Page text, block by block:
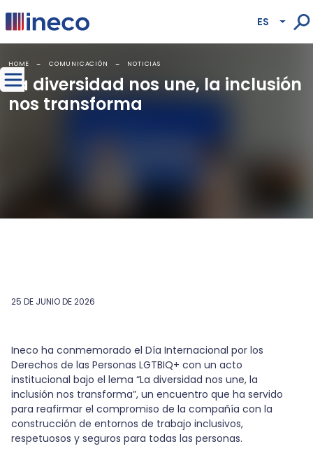
Pasar al contenido principal ES Lista
HOME COMUNICACIÓN NOTICIAS
La diversidad nos une, la inclusión
nos transforma
SÓLO ACEPTAR COOKIES DE VÍDEO.
Aceptar todas las cookies
25 DE JUNIO DE 2026
Ineco ha conmemorado el Día Internacional por los
Derechos de las Personas LGTBIQ+ con un acto
institucional bajo el lema “La diversidad nos une, la
inclusión nos transforma”, un encuentro que ha servido
para reafirmar el compromiso de la compañía con la
construcción de entornos de trabajo inclusivos,
respetuosos y seguros para todas las personas.